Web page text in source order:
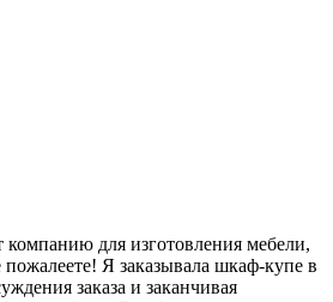
для изготовления мебели,
Я заказывала шкаф-купе в
заказа и заканчивая